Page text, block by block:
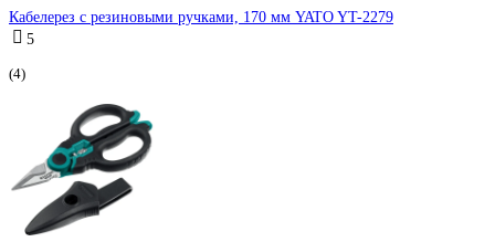
Кабелерез с резиновыми ручками, 170 мм YATO YT-2279
5
(4)